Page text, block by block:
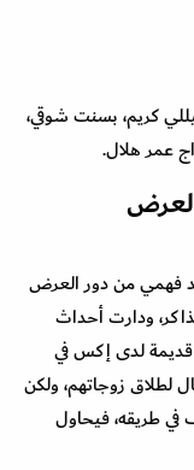
كريم، بسنت شوقي،
عمر هلال.
فهمي من دور العرض
ودارت أحداث
لدى إكس في
لطلاق زوجاتهم، ولكن
طريقه، فيحاول